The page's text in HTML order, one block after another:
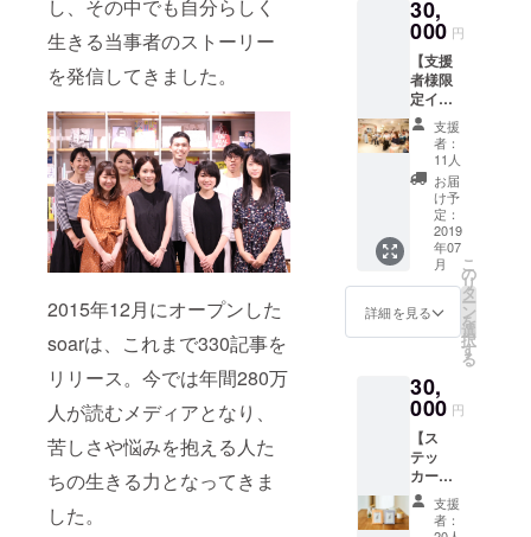
し、その中でも自分らしく
生きる当事者のストーリー
を発信してきました。
2015年12月にオープンした
soarは、これまで330記事を
リリース。今では年間280万
人が読むメディアとなり、
苦しさや悩みを抱える人た
ちの生きる力となってきま
した。
※soarの
記事に
登場し
た方々
にゲス
トス
ピー
カーと
して登
壇して
いただ
く、ス
ペシャ
ルイベ
ント@
東京or
大阪に
（6/22
（土）
14-16時
@東
京、
7/6（土
）14-16
時＠大
ンを月1
回お届
け
（2019
年12月
まで）
・サイ
トに名
前を掲
載させ
ていた
だきま
す（希
望者の
み） ※
掲載を
ご希望
備考欄
へご希
望のお
名前を
ご記入
くださ
い
30,
000 円
【支援
者様限
定イベ
ントに
参加で
きる
コー
ス】 ・
代表工
藤から
のお礼
メール
・サイ
トリ
ニュー
アルま
捗を伝
える
メール
マガジ
ンを月1
回お届
け
（2019
支援
者：
11人
お届
け予
定：
2019
年07
月
詳細を見る
こ
の
リ
タ
ー
ン
を
選
択
す
る
30,
000 円
【ス
テッ
カー＆
soartea
がもら
える
支援
者：